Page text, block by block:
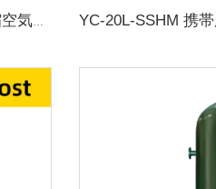
YC-10L-SSV 携帯用垂直ステンレス鋼圧縮空気貯蔵タンク